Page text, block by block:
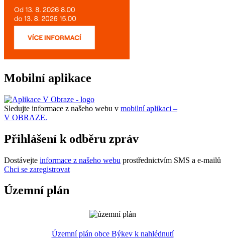
Mobilní aplikace
Sledujte informace z našeho webu v mobilní aplikaci –
V OBRAZE.
Přihlášení k odběru zpráv
Dostávejte informace z našeho webu prostřednictvím SMS a e-mailů
Chci se zaregistrovat
Územní plán
Územní plán obce Býkev k nahlédnutí